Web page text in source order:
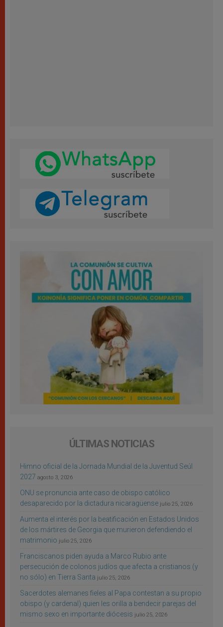
ÚLTIMAS NOTICIAS
Himno oficial de la Jornada Mundial de la Juventud Seúl
2027 agosto 3, 2026
ONU se pronuncia ante caso de obispo católico
desaparecido por la dictadura nicaragüense julio 25, 2026
Aumenta el interés por la beatificación en Estados Unidos
de los mártires de Georgia que murieron defendiendo el
matrimonio julio 25, 2026
Franciscanos piden ayuda a Marco Rubio ante
persecución de colonos judíos que afecta a cristianos (y
no sólo) en Tierra Santa julio 25, 2026
Sacerdotes alemanes fieles al Papa contestan a su propio
obispo (y cardenal) quien les orilla a bendecir parejas del
mismo sexo en importante diócesis julio 25, 2026